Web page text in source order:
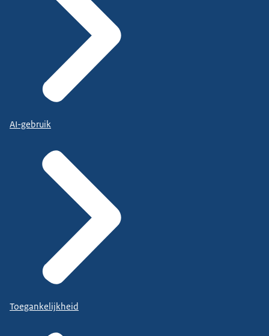
AI-gebruik
Toegankelijkheid